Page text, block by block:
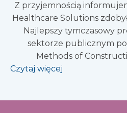
Z przyjemnością
Healthcare Solutions
Najlepszy tymczasowy
sektorze publicznym
Methods of
Czytaj więcej